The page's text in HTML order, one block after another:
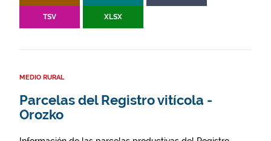
TSV XLSX
MEDIO RURAL
Parcelas del Registro vitícola -
Orozko